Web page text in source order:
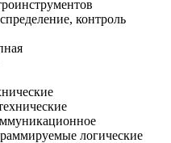
контроль
логические